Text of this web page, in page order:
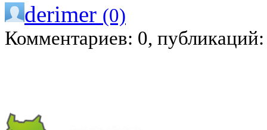
derimer (0)
Комментариев: 0,